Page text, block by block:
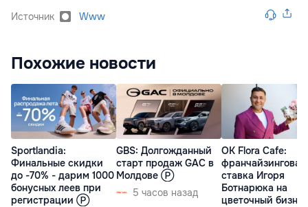
Источник Www
Похожие новости
Sportlandia:
Финальные скидки
до -70% - дарим 1000
бонусных леев при
регистрации Ⓟ
GBS: Долгожданный
старт продаж GAC в
Молдове Ⓟ
5 часов назад
OK Flora Cafe:
франчайзинговая
ставка Игоря
Ботнарюка на
цветочный